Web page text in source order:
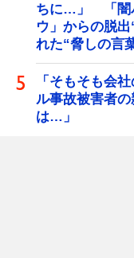
ちに…」 「闇
ウ」からの脱
れた“脅しの言
「そもそも会
ル事故被害者
は…」